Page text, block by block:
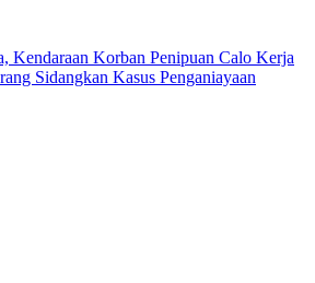
Kendaraan Korban Penipuan Calo Kerja
Sidangkan Kasus Penganiayaan